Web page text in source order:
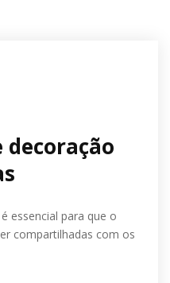
decoração
essencial para que o
compartilhadas com os